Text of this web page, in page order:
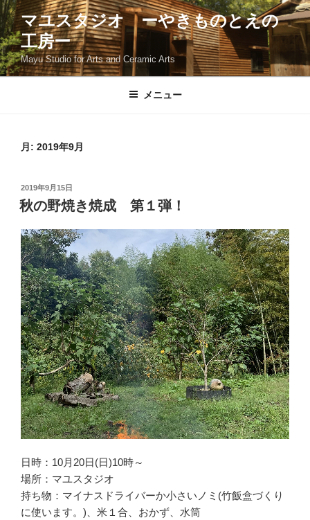
コ
ン
テ
ン
ツ
マユスタジオ ーやきものとえの
工房ー
Mayu Studio for Arts and Ceramic Arts
メニュー
月: 2019年9月
投
稿
日:
2019年9月15日
秋の野焼き焼成 第１弾！
日時：10月20日(日)10時～
場所：マユスタジオ
持ち物：マイナスドライバーか小さいノミ(竹飯盒づくり
に使います。)、米１合、おかず、水筒